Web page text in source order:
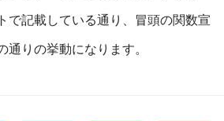
で記載している通り、冒頭の関数宣
通りの挙動になります。